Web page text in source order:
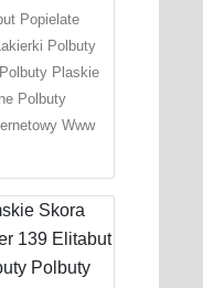
Popielate
Polbuty
Plaskie
Polbuty
Www